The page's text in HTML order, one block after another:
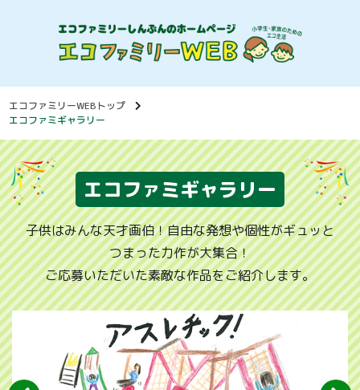
エコファミリーWEBトップ
エコファミギャラリー
エコファミギャラリー
子供はみんな天才画伯！自由な発想や個性がギュッと
つまった力作が大集合！
ご応募いただいた素敵な作品をご紹介します。